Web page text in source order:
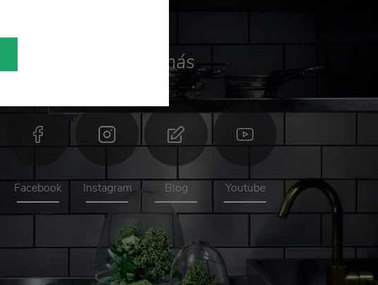
nás
Facebook Instagram Blog Youtube